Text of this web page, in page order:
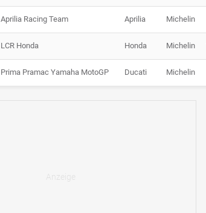
Aprilia Racing Team Aprilia Michelin
LCR Honda Honda Michelin
Prima Pramac Yamaha MotoGP Ducati Michelin